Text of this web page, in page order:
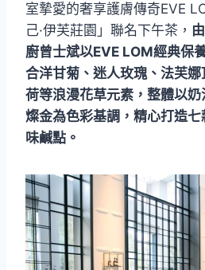
室摯愛的奢享護膚傳奇EVE
己·伊芙莊園」聯名下午茶，
廚曾士斌以EVE LOM經典保
合洋甘菊、迷人玫瑰、法芙
荷等浪漫花草元素，整體以
燦金為色彩基調，精心打造
味鹹點。